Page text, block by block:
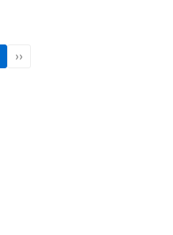
››